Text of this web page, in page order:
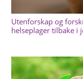
Utenforskap og
helseplager tilbake i